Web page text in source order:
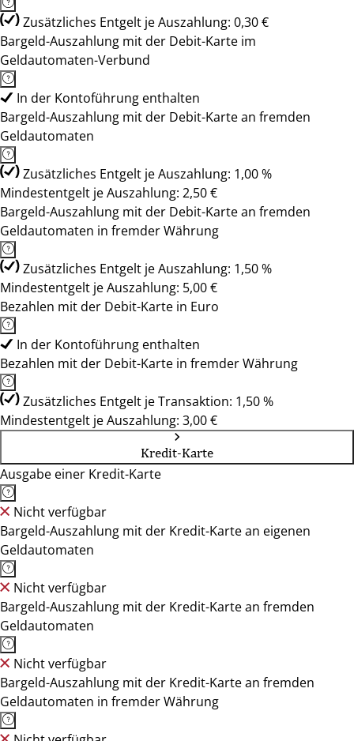
Zusätzliches Entgelt je Auszahlung: 0,30 €
Bargeld-Auszahlung mit der Debit-Karte im
Geldautomaten-Verbund
In der Kontoführung enthalten
Bargeld-Auszahlung mit der Debit-Karte an fremden
Geldautomaten
Zusätzliches Entgelt je Auszahlung: 1,00 %
Mindestentgelt je Auszahlung: 2,50 €
Bargeld-Auszahlung mit der Debit-Karte an fremden
Geldautomaten in fremder Währung
Zusätzliches Entgelt je Auszahlung: 1,50 %
Mindestentgelt je Auszahlung: 5,00 €
Bezahlen mit der Debit-Karte in Euro
In der Kontoführung enthalten
Bezahlen mit der Debit-Karte in fremder Währung
Zusätzliches Entgelt je Transaktion: 1,50 %
Mindestentgelt je Auszahlung: 3,00 €
Kredit-Karte
Ausgabe einer Kredit-Karte
Nicht verfügbar
Bargeld-Auszahlung mit der Kredit-Karte an eigenen
Geldautomaten
Nicht verfügbar
Bargeld-Auszahlung mit der Kredit-Karte an fremden
Geldautomaten
Nicht verfügbar
Bargeld-Auszahlung mit der Kredit-Karte an fremden
Geldautomaten in fremder Währung